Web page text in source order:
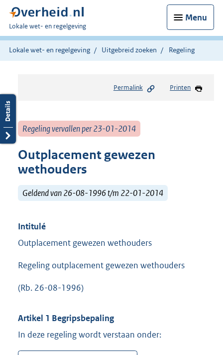
Menu
U
bent
hier:
Lokale wet- en regelgeving
Lokale wet- en regelgeving Uitgebreid zoeken Regeling
Permalink Printen
Regeling vervallen per 23-01-2014
Outplacement gewezen
wethouders
Geldend van 26-08-1996 t/m 22-01-2014
Intitulé
Outplacement gewezen wethouders
Regeling outplacement gewezen wethouders
(Rb. 26-08-1996)
Artikel 1 Begripsbepaling
In deze regeling wordt verstaan onder: